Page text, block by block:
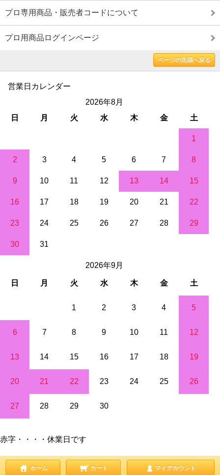
プロ専用商品・販売者コードについて
プロ用商品ログインページ
ページの先頭へ戻る
営業日カレンダー
2026年8月
日
月 火 水 木 金 土
1
2 3 4 5 6 7 8
9 10 11 12 13 14 15
16 17 18 19 20 21 22
23 24 25 26 27 28 29
30 31
2026年9月
日 月 火 水 木 金 土
1 2 3 4 5
6 7 8 9 10 11 12
13 14 15 16 17 18 19
20 21 22 23 24 25 26
27 28 29 30
赤字・・・・休業日です
ホーム カート マイアカウント